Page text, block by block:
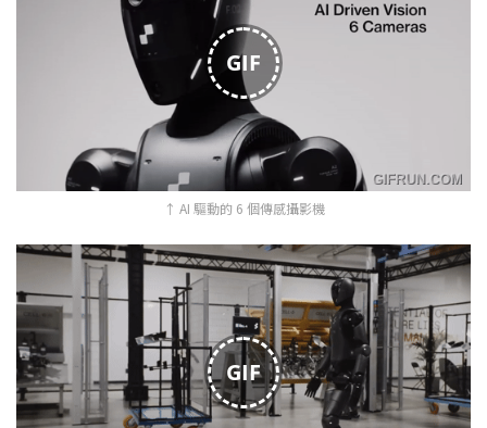
GIF
↑ AI 驅動的 6 個傳感攝影機
GIF